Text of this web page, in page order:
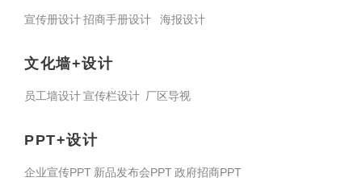
宣传册设计招商手册设计 海报设计
文化墙+设计
员工墙设计宣传栏设计 厂区导视
PPT+设计
企业宣传PPT 新品发布会PPT政府招商PPT